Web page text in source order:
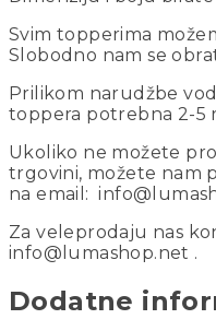
Svim topperima
Slobodno nam se
Prilikom narudžbe
toppera potrebna 2-5
Ukoliko ne možete
trgovini, možete nam
na email:
Za veleprodaju nas
info@lumashop.net .
Dodatne